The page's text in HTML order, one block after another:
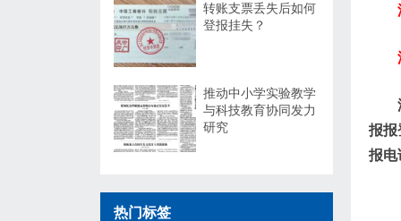
报报
报电
转账支票丢失后如何
登报挂失？
推动中小学实验教学
与科技教育协同发力
研究
热门标签